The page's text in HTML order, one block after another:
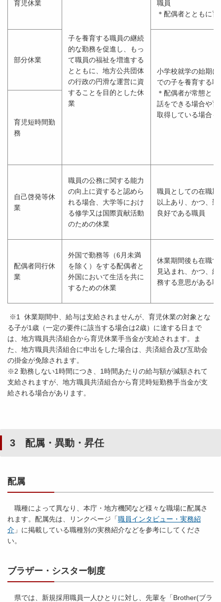
育児休業
子を養育する職員の継続
的な勤務を促進し、もっ
て職員の福祉を増進する
とともに、地方公共団体
の行政の円滑な運営に資
することを目的とした休
業
職員
＊配偶者とともに
部分休業
小学校就学の始期に
での子を養育する職
＊配偶者が常態と
話をできる場合や育
取得している場合も
育児短時間勤
務
自己啓発等休
業
職員の公務に関する能力
の向上に資すると認めら
れる場合、大学等におけ
る修学又は国際貢献活動
のための休業
職員としての在職期
以上あり、かつ、
良好である職員
配偶者同行休
業
外国で勤務等（6月未満
を除く）をする配偶者と
外国において生活を共に
するための休業
休業期間後も在職す
見込まれ、かつ、
務する意思がある職
※1 休業期間中、給与は支給されませんが、育児休業の対象とな
る子が1歳（一定の要件に該当する場合は2歳）に達する日まで
は、地方職員共済組合から育児休業手当金が支給されます。ま
た、地方職員共済組合に申出をした場合は、共済組合及び互助会
の掛金が免除されます。
※2 勤務しない1時間につき、1時間あたりの給与額が減額されて
支給されますが、地方職員共済組合から育児時短勤務手当金が支
給される場合があります。
3 配属・異動・昇任
配属
職種によって異なり、本庁・地方機関など様々な職場に配属さ
れます。配属先は、リンクページ「職員インタビュー・実務紹
介 」に掲載している職種別の実務紹介などを参考にしてくださ
い。
ブラザー・シスター制度
県では、新規採用職員一人ひとりに対し、先輩を「Brother(ブラ